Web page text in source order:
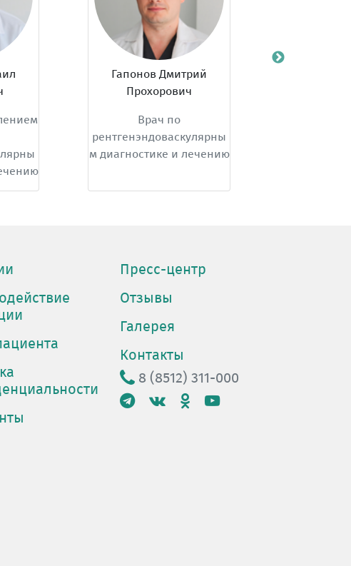
Гапонов Дмитрий
Прохорович
Врач по
рентгенэндоваскулярны
м диагностике и лечению
Пресс-центр
Отзывы
Галерея
Контакты
8 (8512) 311-000